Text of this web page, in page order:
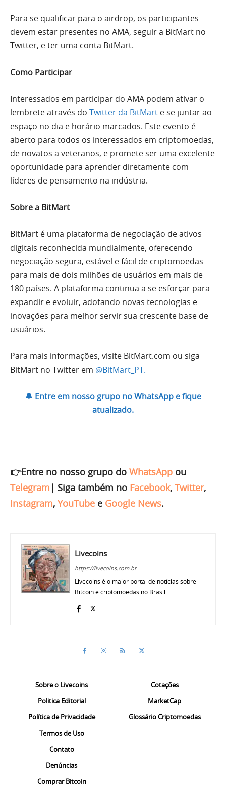
Para se qualificar para o airdrop, os participantes
devem estar presentes no AMA, seguir a BitMart no
Twitter, e ter uma conta BitMart.
Como Participar
Interessados em participar do AMA podem ativar o
lembrete através do Twitter da BitMart e se juntar ao
espaço no dia e horário marcados. Este evento é
aberto para todos os interessados em criptomoedas,
de novatos a veteranos, e promete ser uma excelente
oportunidade para aprender diretamente com
líderes de pensamento na indústria.
Sobre a BitMart
BitMart é uma plataforma de negociação de ativos
digitais reconhecida mundialmente, oferecendo
negociação segura, estável e fácil de criptomoedas
para mais de dois milhões de usuários em mais de
180 países. A plataforma continua a se esforçar para
expandir e evoluir, adotando novas tecnologias e
inovações para melhor servir sua crescente base de
usuários.
Para mais informações, visite BitMart.com ou siga
BitMart no Twitter em @BitMart_PT.
🔔 Entre em nosso grupo no WhatsApp e fique
atualizado.
👉Entre no nosso grupo do WhatsApp ou
Telegram | Siga também no Facebook, Twitter,
Instagram, YouTube e Google News.
Livecoins
https://livecoins.com.br
Livecoins é o maior portal de notícias sobre
Bitcoin e criptomoedas no Brasil.
Sobre o Livecoins
Politica Editorial
Política de Privacidade
Termos de Uso
Contato
Denúncias
Comprar Bitcoin
Cotações
MarketCap
Glossário Criptomoedas